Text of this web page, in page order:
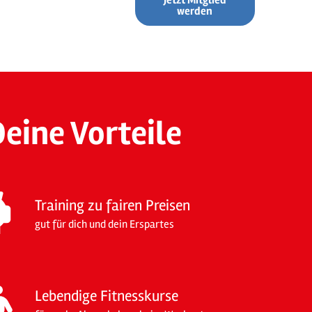
werden
Vorteile
Training zu fairen Preisen
gut für dich und dein Erspartes
Lebendige Fitnesskurse